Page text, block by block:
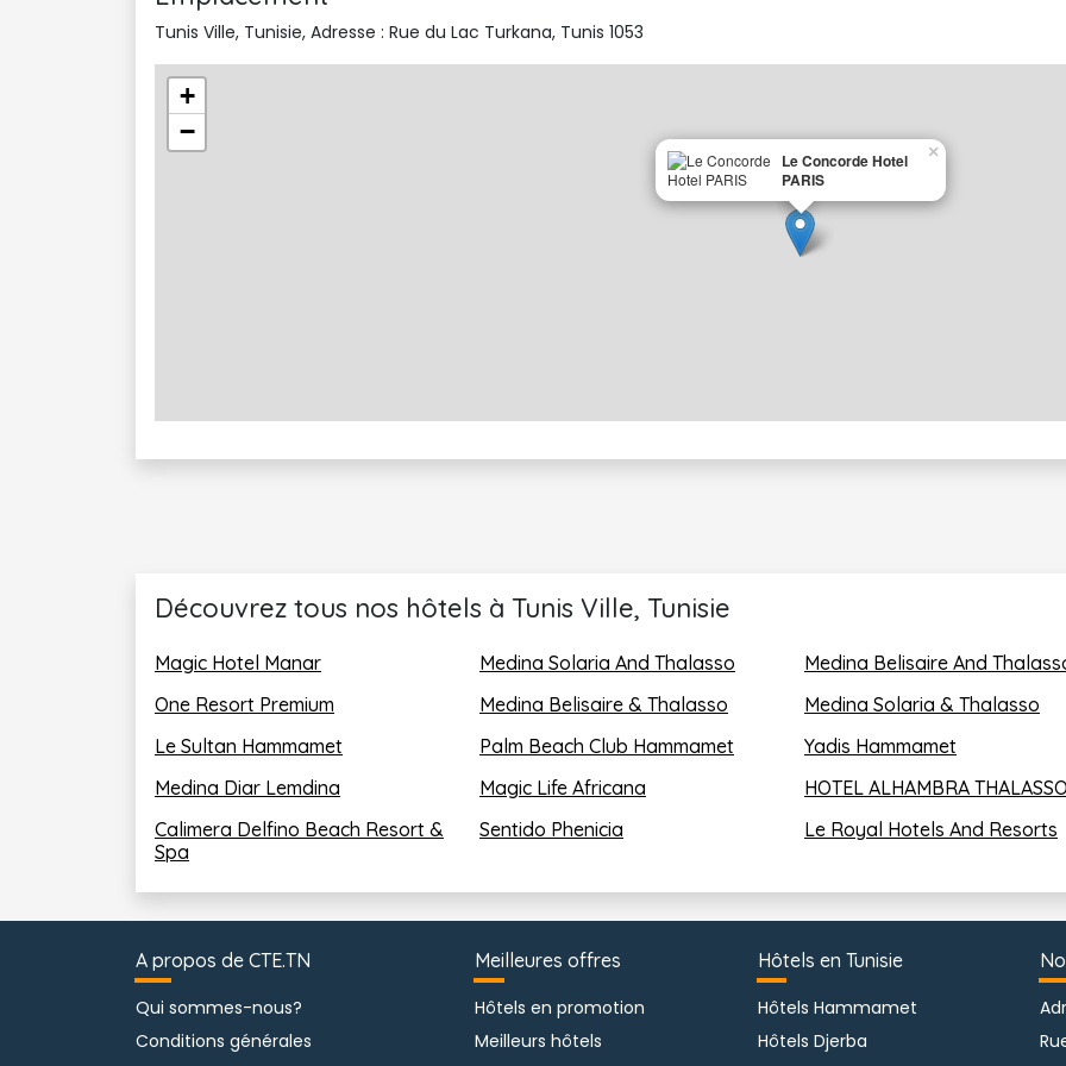
Liste des équipements dans toutes les chambres et suites :
Connexion WIFI
Télévision IP et écran LCD
- Le Salon: Le Salon, espace cosy et feutré, vous accueille pour une parenthèse de détente.
Bagagerie
Bureau d&rsquoexcursions
Service de change
Centre d&rsquoaffaires
Réception ouverte 24h/24
Salles de réunions/banquets
Service d&rsquoétage
Conférences:
Concorde Hôtel Paris vous offre un cadre exceptionnel pour la tenue de vos réunions.
- Salle Opéra
- Salle Eiffel
-Salle Montaigne
-Salle Elysée
Tunis Ville, Tunisie, Adresse : Rue du Lac Turkana, Tunis 1053
Le Concorde Hotel
PARIS
×
+
−
Découvrez tous nos hôtels à Tunis Ville, Tunisie
Magic Hotel Manar Medina Solaria And Thalasso Medina Belisaire And
One Resort Premium
Medina Belisaire & Thalasso Medina Solaria & Thalasso
Le Sultan Hammamet
Palm Beach Club Hammamet Yadis Hammamet
Medina Diar Lemdina
Magic Life Africana HOTEL ALHAMBRA THALASSO
Calimera Delfino Beach Resort &
Spa
Sentido Phenicia Le Royal Hotels And Resorts
A propos de CTE.TN
Qui sommes-nous?
Conditions générales
Meilleures offres
Hôtels en promotion
Meilleurs hôtels
Hôtels en Tunisie
Hôtels Hammamet
Hôtels Djerba